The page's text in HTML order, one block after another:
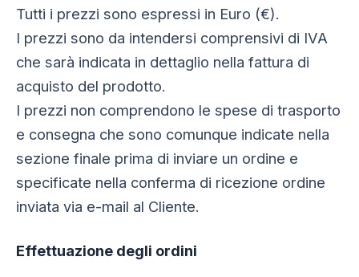
Tutti i prezzi sono espressi in Euro (€).
I prezzi sono da intendersi comprensivi di IVA
che sarà indicata in dettaglio nella fattura di
acquisto del prodotto.
I prezzi non comprendono le spese di trasporto
e consegna che sono comunque indicate nella
sezione finale prima di inviare un ordine e
specificate nella conferma di ricezione ordine
inviata via e-mail al Cliente.
Effettuazione degli ordini